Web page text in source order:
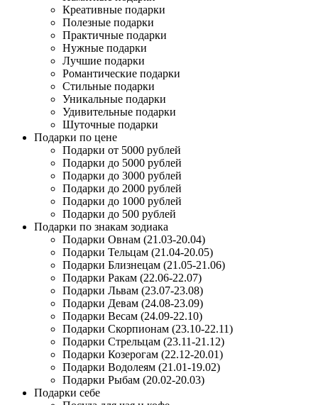
Креативные подарки
Полезные подарки
Практичные подарки
Нужные подарки
Лучшие подарки
Романтические подарки
Стильные подарки
Уникальные подарки
Удивительные подарки
Шуточные подарки
Подарки по цене
Подарки от 5000 рублей
Подарки до 5000 рублей
Подарки до 3000 рублей
Подарки до 2000 рублей
Подарки до 1000 рублей
Подарки до 500 рублей
Подарки по знакам зодиака
Подарки Овнам (21.03-20.04)
Подарки Тельцам (21.04-20.05)
Подарки Близнецам (21.05-21.06)
Подарки Ракам (22.06-22.07)
Подарки Львам (23.07-23.08)
Подарки Девам (24.08-23.09)
Подарки Весам (24.09-22.10)
Подарки Скорпионам (23.10-22.11)
Подарки Стрельцам (23.11-21.12)
Подарки Козерогам (22.12-20.01)
Подарки Водолеям (21.01-19.02)
Подарки Рыбам (20.02-20.03)
Подарки себе